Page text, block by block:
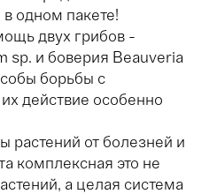
одном пакете!
двух грибов -
sp. и боверия Beauveria
борьбы с
действие особенно
растений от болезней и
комплексная это не
а целая система